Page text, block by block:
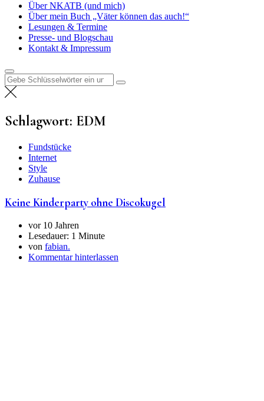
Über NKATB (und mich)
Über mein Buch „Väter können das auch!“
Lesungen & Termine
Presse- und Blogschau
Kontakt & Impressum
Suchen
nach:
Schlagwort: EDM
Fundstücke
Internet
Style
Zuhause
Keine Kinderparty ohne Discokugel
vor 10 Jahren
Lesedauer: 1 Minute
von fabian.
Kommentar hinterlassen